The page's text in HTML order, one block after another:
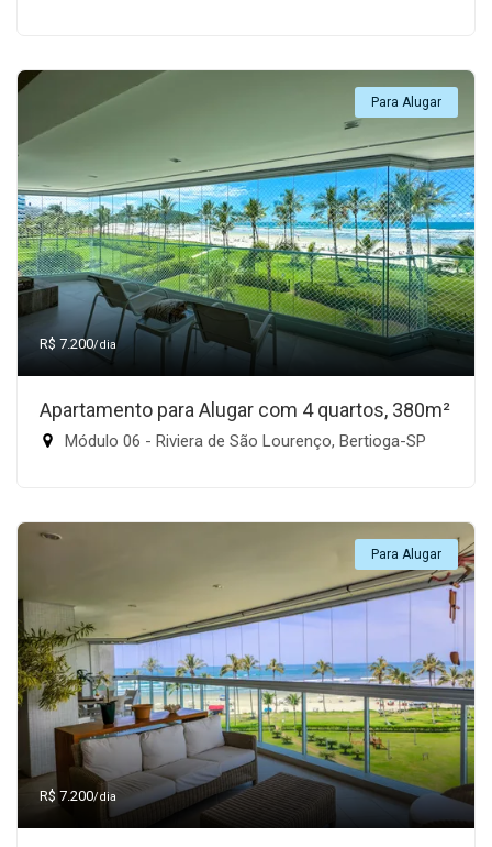
Para Alugar
R$ 7.200/dia
Apartamento para Alugar com 4 quartos, 380m²
Módulo 06 - Riviera de São Lourenço, Bertioga-SP
Para Alugar
R$ 7.200/dia